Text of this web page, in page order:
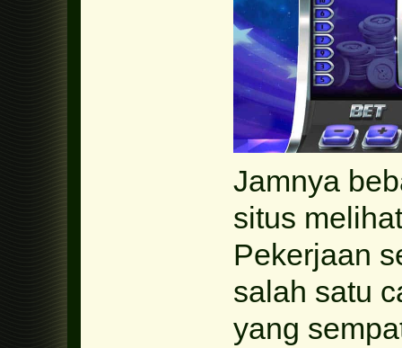
Jamnya
situs
Pekerjaan
salah satu
yang